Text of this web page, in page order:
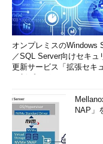
オンプレミスのWindows
／SQL Server向けセキュ
更新サービス「拡張セキ
NAP」